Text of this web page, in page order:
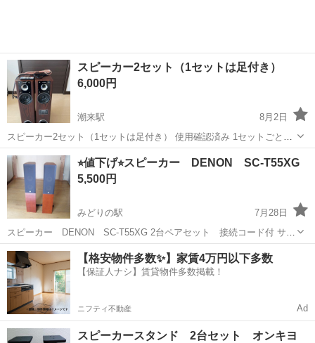
スピーカー2セット（1セットは足付き）
6,000円
潮来駅
8月2日
スピーカー2セット（1セットは足付き） 使用確認済み 1セットごとに
リモコンと配線付いてます 1セットはスピーカーの膨らみ部分凹んで
いますが使用は問題ないです。 袋にいれて保管していましたが、ホコ
リがすごいので綺麗にしてから...
茨城 潮来市 潮来駅 オーディオ
⭐︎値下げ⭐︎スピーカー DENON SC-T55XG
5,500円
みどりの駅
7月28日
スピーカー DENON SC-T55XG 2台ペアセット 接続コード付 サイ
ズ：W190×H950×D250mm，重量：15kg （1台当たり） 引き取り限定
でお願いします。 みどりの駅、万博記念公園駅、研究学園駅付近...
茨城 つくば市 みどりの駅 オーディオ
【格安物件多数✨】家賃4万円以下多数
【保証人ナシ】賃貸物件多数掲載！
ニフティ不動産 Ad
スピーカースタンド 2台セット オンキヨ